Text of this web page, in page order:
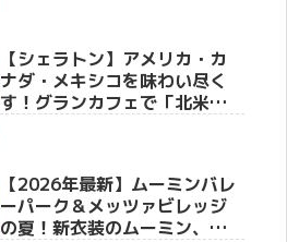
【シェラトン】アメリカ・カ
ナダ・メキシコを味わい尽く
す！グランカフェで「北米フ
【2026年最新】ムーミンバレ
ーパーク＆メッツァビレッジ
の夏！新衣装のムーミン、湖